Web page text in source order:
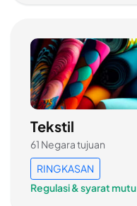
Tekstil
61 Negara tujuan
RINGKASAN
Regulasi & syarat mutu